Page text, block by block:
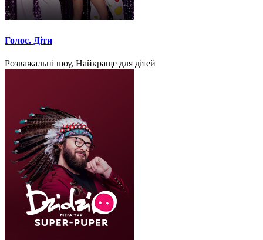
Голос. Діти
Розважальні шоу, Найкраще для дітей